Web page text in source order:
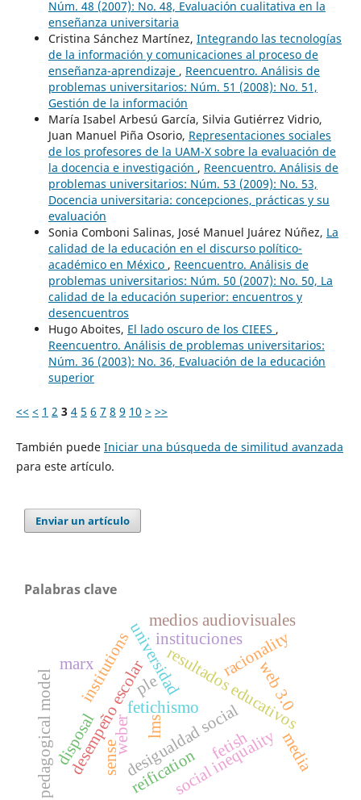
Núm. 48 (2007): No. 48, Evaluación cualitativa en la
enseñanza universitaria
Cristina Sánchez Martínez, Integrando las tecnologías
de la información y comunicaciones al proceso de
enseñanza-aprendizaje , Reencuentro. Análisis de
problemas universitarios: Núm. 51 (2008): No. 51,
Gestión de la información
María Isabel Arbesú García, Silvia Gutiérrez Vidrio,
Juan Manuel Piña Osorio, Representaciones sociales
de los profesores de la UAM-X sobre la evaluación de
la docencia e investigación , Reencuentro. Análisis de
problemas universitarios: Núm. 53 (2009): No. 53,
Docencia universitaria: concepciones, prácticas y su
evaluación
Sonia Comboni Salinas, José Manuel Juárez Núñez, La
calidad de la educación en el discurso político-
académico en México , Reencuentro. Análisis de
problemas universitarios: Núm. 50 (2007): No. 50, La
calidad de la educación superior: encuentros y
desencuentros
Hugo Aboites, El lado oscuro de los CIEES ,
Reencuentro. Análisis de problemas universitarios:
Núm. 36 (2003): No. 36, Evaluación de la educación
superior
<< < 1 2 3 4 5 6 7 8 9 10 > >>
También puede Iniciar una búsqueda de similitud avanzada
para este artículo.
Enviar un artículo
Palabras clave
universidad
fetichismoresultados educativos
desempeño escolar social inequality
desigualdad social
racionality
weber
institutions instituciones
fetish
disposal
reification
marx
media
medios audiovisuales
ple
lms
web 3.0
pedagogical model sense